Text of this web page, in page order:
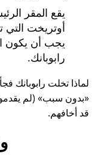
يقع المقر
أوتريخت التي
يجب أن يكون
رابوبانك.
لماذا تخلت رابوبانك فجأة عن
بدون سبب
(لم
قد أخافهم.